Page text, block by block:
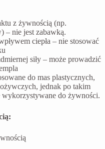
z żywnością (np.
– nie jest zabawką.
ciepła – nie stosować
siły – może prowadzić
do mas plastycznych,
jednak po takim
do żywności.